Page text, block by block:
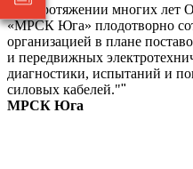
"На протяжении многих
«МРСК Юга» плодотворно
организацией в плане
и передвижных
диагностики, испытаний и
силовых кабелей.""
МРСК Юга